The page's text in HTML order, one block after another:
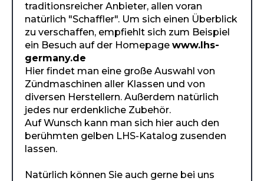
traditionsreicher Anbieter, allen voran
natürlich "Schaffler". Um sich einen Überblick
zu verschaffen, empfiehlt sich zum Beispiel
ein Besuch auf der Homepage www.lhs-
germany.de
Hier findet man eine große Auswahl von
Zündmaschinen aller Klassen und von
diversen Herstellern. Außerdem natürlich
jedes nur erdenkliche Zubehör.
Auf Wunsch kann man sich hier auch den
berühmten gelben LHS-Katalog zusenden
lassen.
Natürlich können Sie auch gerne bei uns